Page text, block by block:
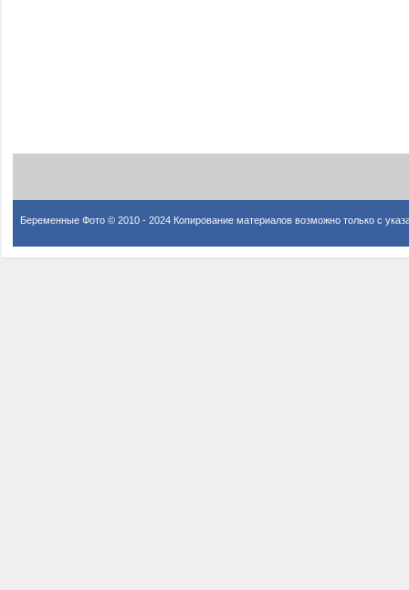
Беременные Фото © 2010 - 2024 Копирование материалов возможно только с